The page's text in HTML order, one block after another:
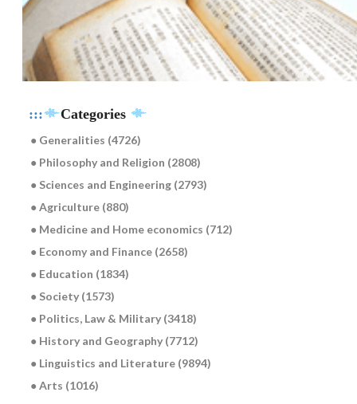
::: Categories
● Generalities (4726)
● Philosophy and Religion (2808)
● Sciences and Engineering (2793)
● Agriculture (880)
● Medicine and Home economics (712)
● Economy and Finance (2658)
● Education (1834)
● Society (1573)
● Politics, Law & Military (3418)
● History and Geography (7712)
● Linguistics and Literature (9894)
● Arts (1016)